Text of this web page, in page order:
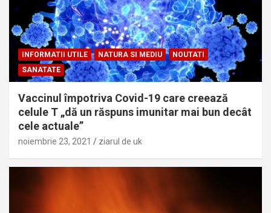
INFORMATII UTILE NATURA SI MEDIU
NOUTATI
SANATATE
Vaccinul împotriva Covid-19 care creează
celule T „dă un răspuns imunitar mai bun decât
cele actuale”
noiembrie 23, 2021 ziarul de uk